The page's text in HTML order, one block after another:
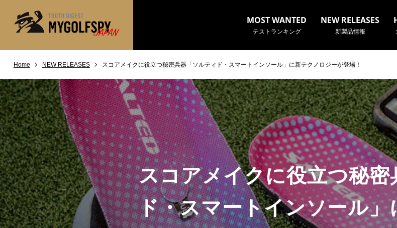
MOST WANTED
テストランキング
NEW RELEASES
新製品情報
Home NEW RELEASES スコアメイクに役立つ秘密兵器「ソルティド・スマートインソール」に新テクノロジーが登場！
スコアメイクに役立つ秘密
ド・スマートインソール
MOST WANTED
NEW RELEASES 新製品情報
HOW TO ゴルフ上達・実践テクニック
LAB テスト・データ検証
Golf News ゴルフニュース
REVIEWS 製品レビュー
DRIVERS ドライバー
FAIRWAY WOODS フェアウェイウッド
※メーカー名やクラブ名など、検索したい事柄を入力してくださ